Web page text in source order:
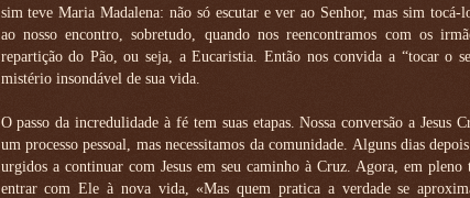
sim teve Maria Madalena: não só escutar e ver ao Senhor, mas sim tocá-
ao nosso encontro, sobretudo, quando nos reencontramos com os
repartição do Pão, ou seja, a Eucaristia. Então nos convida a “tocar o
mistério insondável de sua vida.
O passo da incredulidade à fé tem suas etapas. Nossa conversão a
um processo pessoal, mas necessitamos da comunidade. Alguns dias
urgidos a continuar com Jesus em seu caminho à Cruz. Agora, em
entrar com Ele à nova vida, «Mas quem pratica a verdade se